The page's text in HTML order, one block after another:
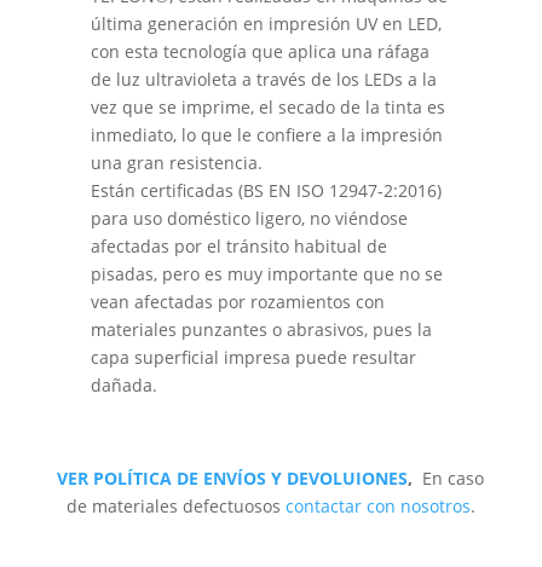
última generación en impresión UV en LED,
con esta tecnología que aplica una ráfaga
de luz ultravioleta a través de los LEDs a la
vez que se imprime, el secado de la tinta es
inmediato, lo que le confiere a la impresión
una gran resistencia.
Están certificadas (BS EN ISO 12947-2:2016)
para uso doméstico ligero, no viéndose
afectadas por el tránsito habitual de
pisadas, pero es muy importante que no se
vean afectadas por rozamientos con
materiales punzantes o abrasivos, pues la
capa superficial impresa puede resultar
dañada.
VER POLÍTICA DE ENVÍOS Y DEVOLUIONES, En caso
de materiales defectuosos contactar con nosotros.